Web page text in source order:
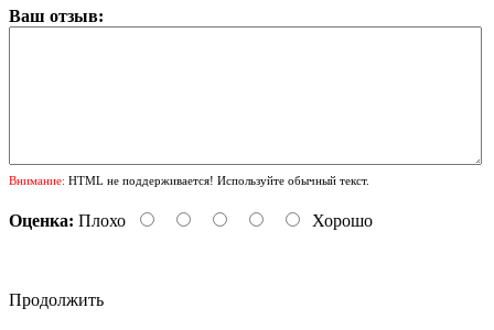
Ваш отзыв:
Внимание: HTML не поддерживается! Используйте обычный текст.
Оценка: Плохо Хорошо
Продолжить